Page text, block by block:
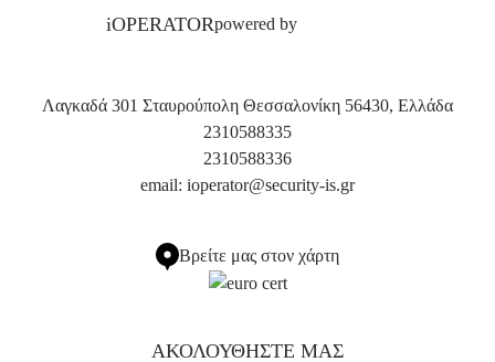
iOPERATORpowered by
Λαγκαδά 301 Σταυρούπολη Θεσσαλονίκη 56430, Ελλάδα
2310588335
2310588336
email: ioperator@security-is.gr
Βρείτε μας στον χάρτη
ΑΚΟΛΟΥΘΗΣΤΕ ΜΑΣ